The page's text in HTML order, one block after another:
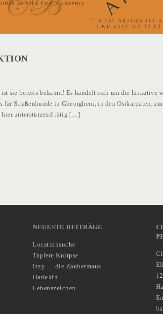
sie bereits bekannt! Es handelt sich um die Initiative
Straßenhunde in Gheorgheni, in den Ostkarpaten,
hier unterstützend tätig […]
NEUESTE BEITRÄGE
Locationsuche
Tapfere Knirpse
Izzy … die Zaubermaus
Harlekin
Lebenszeichen